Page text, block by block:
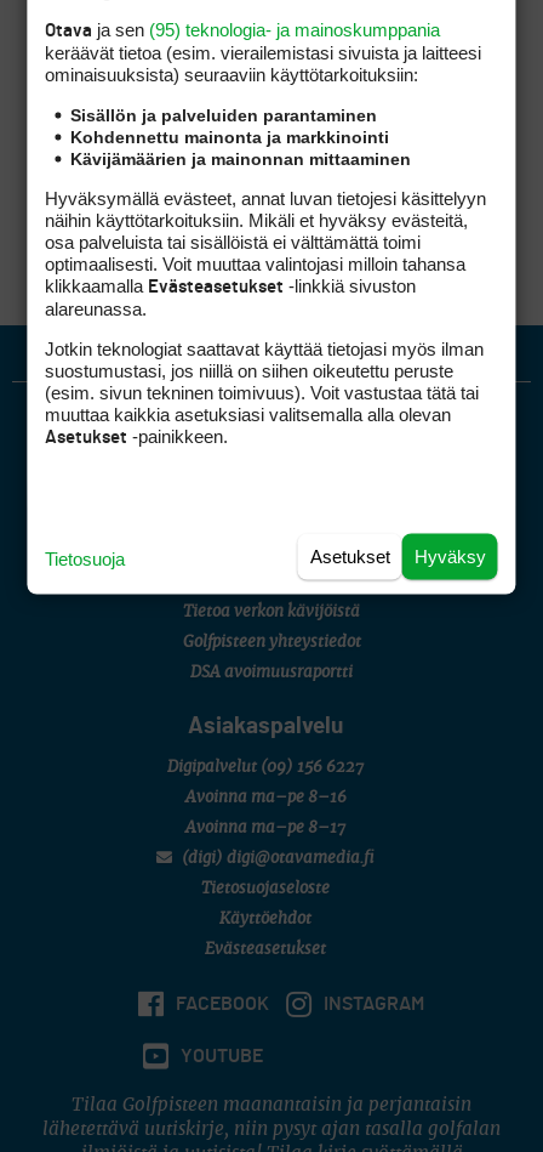
noin.
Ei Lohja ole ainoa kenttä jossa
osakkeenomistajalla on pelatessaan jotain
mahdollisia etuja joita vuokralaisella ei ole.
Enkä tiedä onko noilla Lohjan eroilla oikeasti
1/3 vieras alennuksella), ehkä tuo HillSide:n
edut.
Golfpiste mediakortti
Mediahinnasto
Tietoa verkon kävijöistä
Golfpisteen yhteystiedot
DSA avoimuusraportti
Asiakaspalvelu
Digipalvelut (09) 156 6227
Avoinna ma–pe 8–16
Avoinna ma–pe 8–17
(digi) digi@otavamedia.fi
Tietosuojaseloste
Käyttöehdot
Evästeasetukset
FACEBOOK INSTAGRAM
YOUTUBE
Tilaa Golfpisteen maanantaisin ja perjantaisin
lähetettävä uutiskirje, niin pysyt ajan tasalla golfalan
Otava ja sen (95) teknologia- ja mainoskumppania
keräävät tietoa (esim. vierailemis­tasi sivuista ja laitteesi
ominaisuuk­sista) seuraaviin käyttötarkoituksiin:
Sisällön ja palveluiden parantaminen
Kohdennettu mainonta ja markkinointi
Kävijämäärien ja mainonnan mittaaminen
Hyväksymällä evästeet, annat luvan tietojesi käsittelyyn
näihin käyttötarkoituksiin. Mikäli et hyväksy evästeitä,
osa palveluista tai sisällöistä ei välttämättä toimi
optimaalisesti. Voit muuttaa valintojasi milloin tahansa
klikkaamalla Evästeasetukset -linkkiä sivuston
alareunassa.
Jotkin teknologiat saattavat käyttää tietojasi myös ilman
suostumustasi, jos niillä on siihen oikeutettu peruste
(esim. sivun tekninen toimivuus). Voit vastustaa tätä tai
muuttaa kaikkia asetuksiasi valitsemalla alla olevan
Asetukset -painikkeen.
Hyväksy
Asetukset
Tietosuoja